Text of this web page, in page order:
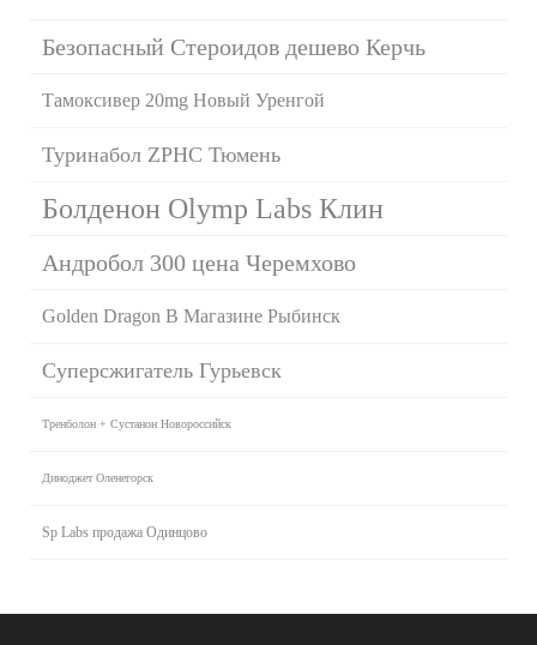
Безопасный Стероидов дешево Керчь
Тамоксивер 20mg Новый Уренгой
Туринабол ZPHC Тюмень
Болденон Olymp Labs Клин
Андробол 300 цена Черемхово
Golden Dragon В Магазине Рыбинск
Суперсжигатель Гурьевск
Тренболон + Сустанон Новороссийск
Диноджет Оленегорск
Sp Labs продажа Одинцово